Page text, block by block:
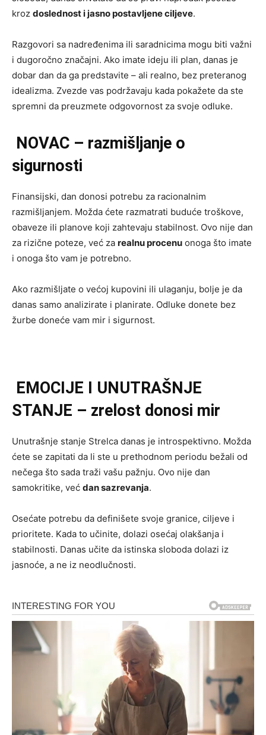
kroz doslednost i jasno postavljene ciljeve.
Razgovori sa nadređenima ili saradnicima mogu biti važni
i dugoročno značajni. Ako imate ideju ili plan, danas je
dobar dan da ga predstavite – ali realno, bez preteranog
idealizma. Zvezde vas podržavaju kada pokažete da ste
spremni da preuzmete odgovornost za svoje odluke.
NOVAC – razmišljanje o
sigurnosti
Finansijski, dan donosi potrebu za racionalnim
razmišljanjem. Možda ćete razmatrati buduće troškove,
obaveze ili planove koji zahtevaju stabilnost. Ovo nije dan
za rizične poteze, već za realnu procenu onoga što imate
i onoga što vam je potrebno.
Ako razmišljate o većoj kupovini ili ulaganju, bolje je da
danas samo analizirate i planirate. Odluke donete bez
žurbe doneće vam mir i sigurnost.
EMOCIJE I UNUTRAŠNJE
STANJE – zrelost donosi mir
Unutrašnje stanje Strelca danas je introspektivno. Možda
ćete se zapitati da li ste u prethodnom periodu bežali od
nečega što sada traži vašu pažnju. Ovo nije dan
samokritike, već dan sazrevanja.
Osećate potrebu da definišete svoje granice, ciljeve i
prioritete. Kada to učinite, dolazi osećaj olakšanja i
stabilnosti. Danas učite da istinska sloboda dolazi iz
jasnoće, a ne iz neodlučnosti.